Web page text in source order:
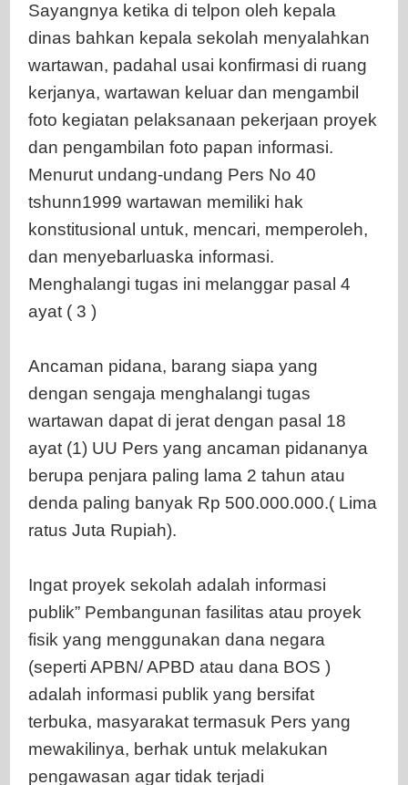
Sayangnya ketika di telpon oleh kepala
dinas bahkan kepala sekolah menyalahkan
wartawan, padahal usai konfirmasi di ruang
kerjanya, wartawan keluar dan mengambil
foto kegiatan pelaksanaan pekerjaan proyek
dan pengambilan foto papan informasi.
Menurut undang-undang Pers No 40
tshunn1999 wartawan memiliki hak
konstitusional untuk, mencari, memperoleh,
dan menyebarluaska informasi.
Menghalangi tugas ini melanggar pasal 4
ayat ( 3 )
Ancaman pidana, barang siapa yang
dengan sengaja menghalangi tugas
wartawan dapat di jerat dengan pasal 18
ayat (1) UU Pers yang ancaman pidananya
berupa penjara paling lama 2 tahun atau
denda paling banyak Rp 500.000.000.( Lima
ratus Juta Rupiah).
Ingat proyek sekolah adalah informasi
publik” Pembangunan fasilitas atau proyek
fisik yang menggunakan dana negara
(seperti APBN/ APBD atau dana BOS )
adalah informasi publik yang bersifat
terbuka, masyarakat termasuk Pers yang
mewakilinya, berhak untuk melakukan
pengawasan agar tidak terjadi